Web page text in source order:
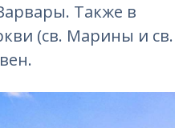
Также в
(св. Марины и св.